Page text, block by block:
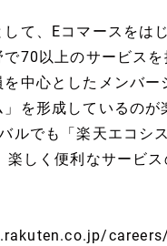
て、Eコマースをは
70以上のサービス
中心としたメンバー
を形成しているのが
でも「楽天エコシ
しく便利なサービス
careers/